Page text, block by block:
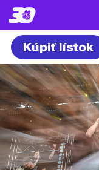
Kúpiť lístok